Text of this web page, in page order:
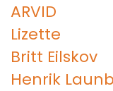
ARVID
Lizette
Britt Eilskov
Henrik